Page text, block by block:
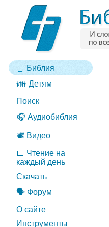
Библия
👪 Детям
Поиск
🎧 Аудиобиблия
📽️ Видео
📅 Чтение на
каждый день
Скачать
🗣️ Форум
О сайте
Инструменты